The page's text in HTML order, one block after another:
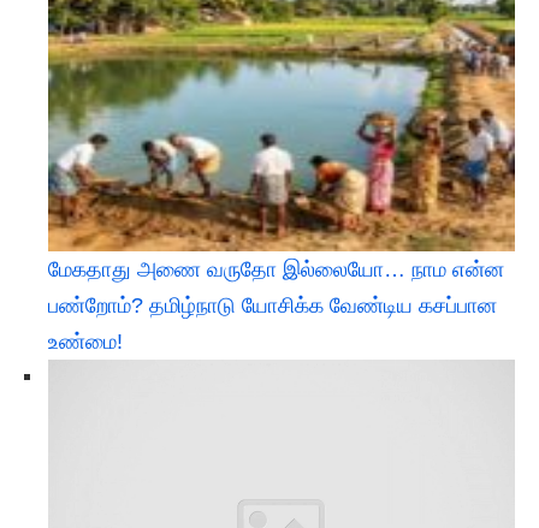
மேகதாது அணை வருதோ இல்லையோ… நாம என்ன
பண்றோம்? தமிழ்நாடு யோசிக்க வேண்டிய கசப்பான
உண்மை!